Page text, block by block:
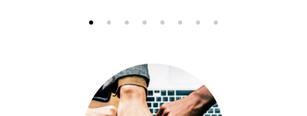
Llei Orgànica 3/2007, del 22 de
març, per la igualtat efectiva
entre dones i homes